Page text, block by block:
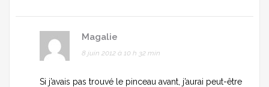
Magalie
8 juin 2012 à 10 h 32 min
Si j’avais pas trouvé le pinceau avant, j’aurai peut-être